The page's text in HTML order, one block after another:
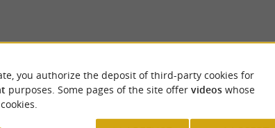
WILL LIKEALSO
Eating & Drinking Tasting
you authorize the deposit of third-party cookies for
purposes. Some pages of the site offer videoswhose